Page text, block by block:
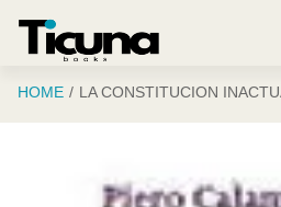
HOME LA CONSTITUCION